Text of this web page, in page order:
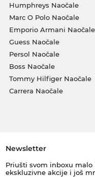
Humphreys Naočale
Marc O Polo Naočale
Emporio Armani Naočale
Guess Naočale
Persol Naočale
Boss Naočale
Tommy Hilfiger Naočale
Carrera Naočale
Newsletter
Priušti svom inboxu malo
ekskluzivne akcije i još